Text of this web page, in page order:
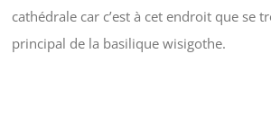
cathédrale car c’est à cet endroit que se
principal de la basilique wisigothe.